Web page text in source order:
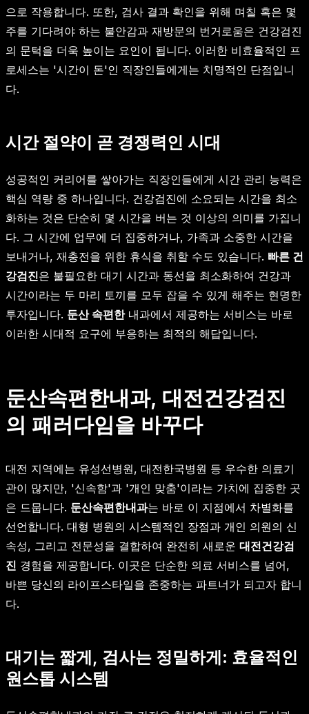
으로 작용합니다. 또한, 검사 결과 확인을 위해 며칠 혹은 몇
주를 기다려야 하는 불안감과 재방문의 번거로움은 건강검진
의 문턱을 더욱 높이는 요인이 됩니다. 이러한 비효율적인 프
로세스는 '시간이 돈'인 직장인들에게는 치명적인 단점입니
다.
시간 절약이 곧 경쟁력인 시대
성공적인 커리어를 쌓아가는 직장인들에게 시간 관리 능력은
핵심 역량 중 하나입니다. 건강검진에 소요되는 시간을 최소
화하는 것은 단순히 몇 시간을 버는 것 이상의 의미를 가집니
다. 그 시간에 업무에 더 집중하거나, 가족과 소중한 시간을
보내거나, 재충전을 위한 휴식을 취할 수도 있습니다. 빠른 건
강검진은 불필요한 대기 시간과 동선을 최소화하여 건강과
시간이라는 두 마리 토끼를 모두 잡을 수 있게 해주는 현명한
투자입니다. 둔산 속편한내과에서 제공하는 서비스는 바로
이러한 시대적 요구에 부응하는 최적의 해답입니다.
둔산속편한내과, 대전건강검진
의 패러다임을 바꾸다
대전 지역에는 유성선병원, 대전한국병원 등 우수한 의료기
관이 많지만, '신속함'과 '개인 맞춤'이라는 가치에 집중한 곳
은 드뭅니다. 둔산속편한내과는 바로 이 지점에서 차별화를
선언합니다. 대형 병원의 시스템적인 장점과 개인 의원의 신
속성, 그리고 전문성을 결합하여 완전히 새로운 대전건강검
진 경험을 제공합니다. 이곳은 단순한 의료 서비스를 넘어,
바쁜 당신의 라이프스타일을 존중하는 파트너가 되고자 합니
다.
대기는 짧게, 검사는 정밀하게: 효율적인
원스톱 시스템